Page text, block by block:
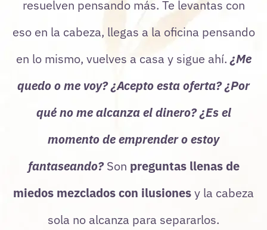
resuelven pensando más. Te levantas con
eso en la cabeza, llegas a la oficina pensando
en lo mismo, vuelves a casa y sigue ahí.¿Me
quedo o me voy? ¿Acepto esta oferta? ¿Por
qué no me alcanza el dinero? ¿Es el
momento de emprender o estoy
fantaseando?Son preguntas llenas de
miedos mezclados con ilusionesy la cabeza
sola no alcanza para separarlos.